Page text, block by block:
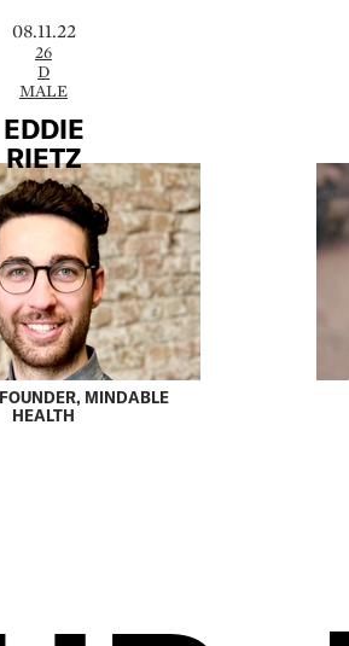
08.11.22
26
D
MALE
EDDIE
RIETZ
MINDABLE
HEALTH